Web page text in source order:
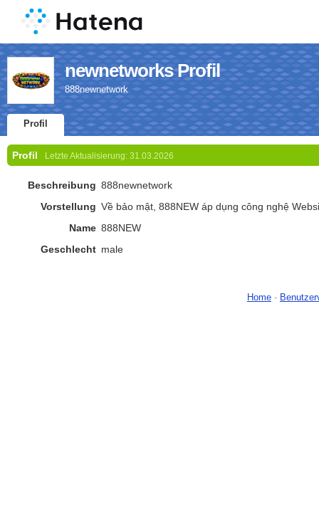
newnetworks Profil
888newnetwork
Profil
Profil Letzte Aktualisierung: 31.03.2026
Beschreibung 888newnetwork
Vorstellung Về bảo mật, 888NEW áp dụng công nghệ
Name 888NEW
Geschlecht male
Home -